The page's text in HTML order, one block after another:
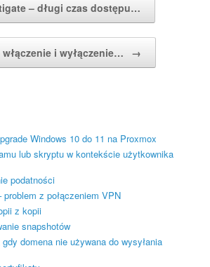
– długi czas dostępu…
i wyłączenie… →
Windows 10 do 11 na Proxmox
lub skryptu w kontekście użytkownika
podatności
z połączeniem VPN
z kopii
snapshotów
domena nie używana do wysyłania